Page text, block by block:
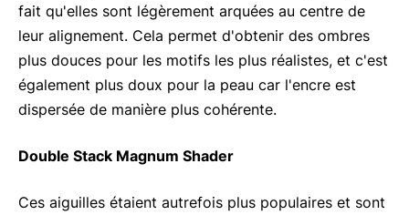
fait qu'elles sont légèrement arquées au centre de
leur alignement. Cela permet d'obtenir des ombres
plus douces pour les motifs les plus réalistes, et c'est
également plus doux pour la peau car l'encre est
dispersée de manière plus cohérente.
Double Stack Magnum Shader
Ces aiguilles étaient autrefois plus populaires et sont